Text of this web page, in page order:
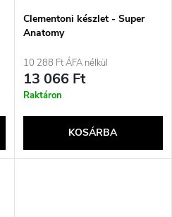
Clementoni készlet - Super
Anatomy
10 288 Ft ÁFA nélkül
13 066 Ft
Raktáron
KOSÁRBA